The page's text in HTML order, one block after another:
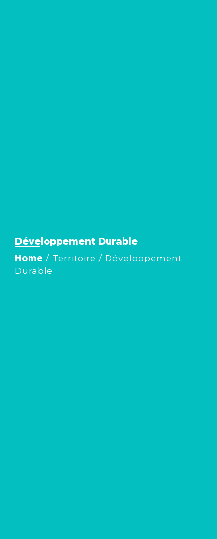
Développement Durable
Home / Territoire / Développement
Durable